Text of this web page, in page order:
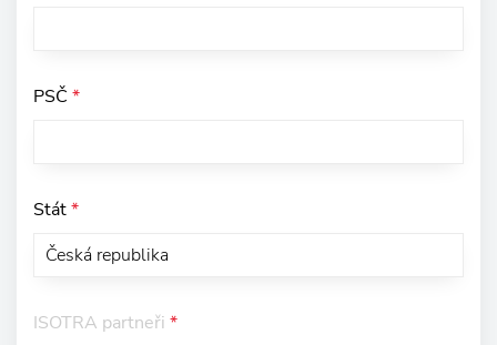
PSČ *
Stát*
ISOTRA partneři *